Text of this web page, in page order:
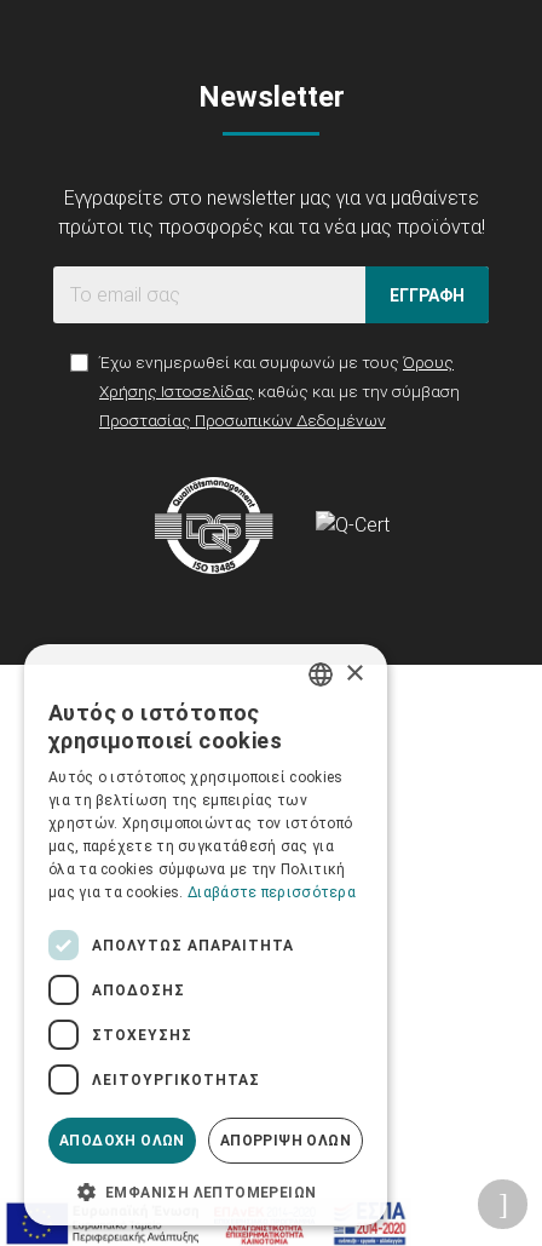
Newsletter
Εγγραφείτε στο newsletter μας για να μαθαίνετε
πρώτοι τις προσφορές και τα νέα μας προϊόντα!
ΕΓΓΡΑΦΗ
Έχω ενημερωθεί και συμφωνώ με τους Όρους
Χρήσης Ιστοσελίδας καθώς και με την σύμβαση
Προστασίας Προσωπικών Δεδομένων
×
Αυτός ο ιστότοπος
χρησιμοποιεί cookies
Αυτός ο ιστότοπος χρησιμοποιεί cookies
για τη βελτίωση της εμπειρίας των
χρηστών. Χρησιμοποιώντας τον ιστότοπό
μας, παρέχετε τη συγκατάθεσή σας για
όλα τα cookies σύμφωνα με την Πολιτική
μας για τα cookies. Διαβάστε περισσότερα
ΑΠΟΛΎΤΩΣ ΑΠΑΡΑΊΤΗΤΑ
ΑΠΌΔΟΣΗΣ
ΣΤΌΧΕΥΣΗΣ
ΛΕΙΤΟΥΡΓΙΚΌΤΗΤΑΣ
ΑΠΟΔΟΧΉ ΌΛΩΝ ΑΠΌΡΡΙΨΗ ΌΛΩΝ
ΕΜΦΆΝΙΣΗ ΛΕΠΤΟΜΕΡΕΙΏΝ